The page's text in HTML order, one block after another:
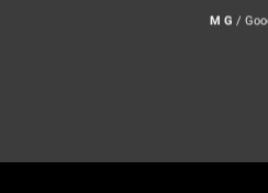
M G /